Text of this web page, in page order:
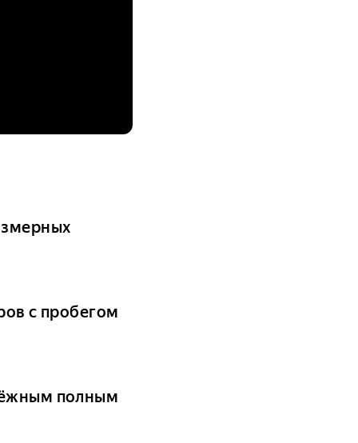
с пробегом
полным